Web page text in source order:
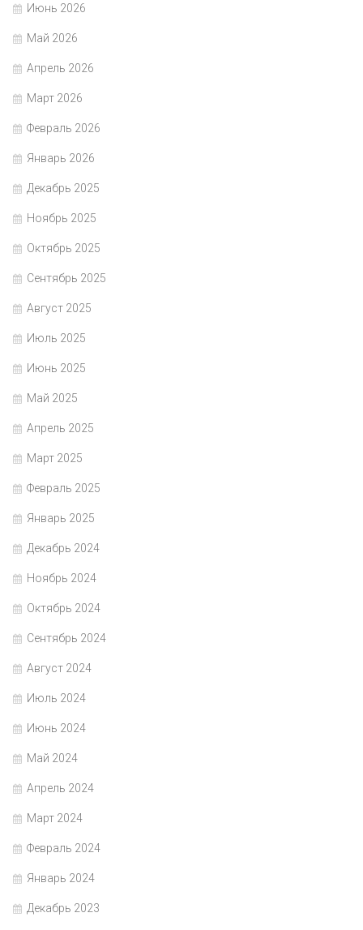
Июнь 2026
Май 2026
Апрель 2026
Март 2026
Февраль 2026
Январь 2026
Декабрь 2025
Ноябрь 2025
Октябрь 2025
Сентябрь 2025
Август 2025
Июль 2025
Июнь 2025
Май 2025
Апрель 2025
Март 2025
Февраль 2025
Январь 2025
Декабрь 2024
Ноябрь 2024
Октябрь 2024
Сентябрь 2024
Август 2024
Июль 2024
Июнь 2024
Май 2024
Апрель 2024
Март 2024
Февраль 2024
Январь 2024
Декабрь 2023